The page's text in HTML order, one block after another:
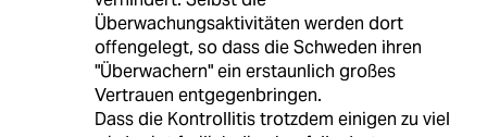
Überwachungsaktivitäten werden dort
offengelegt, so dass die Schweden ihren
"Überwachern" ein erstaunlich großes
Vertrauen entgegenbringen.
Dass die Kontrollitis trotzdem einigen zu viel